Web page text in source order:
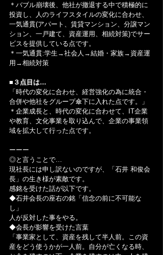
＊バブル崩壊後、他社が撤退する中で積極的に
投資し、人のライフスタイルの変化に合わせ、
一気通貫(アパート、賃貸マンション、分譲マン
ション、一戸建て、資産運用、相続対策)でサー
ビスを提供している点です。
＊一気通貫:学生→社会人→結婚・家族→資産運
用→相続対策
■３点目は…
「時代の変化に合わせ、経営強化の為に統合・
合併や他社をグループ傘下に入れた点です。」
＊企業成長と、時代の変化に合わせて、IT企業
や教育、文化事業を取り込んで、企業の事業領
域を拡大して行った点です。
ーーー
◎と言うことで…
現社長には申し訳ないのですが、「石井 和俊会
長」の生き様が素敵です。
感銘を受けた話が以下です。
◆石井会長の座右の銘「信念の前に不可能な
し」
人が反対した事をやる。
◆会長が影響を受けた言葉
「事業家として、資産を残して半人前。この資
産をどう使うかが一人前。自分が亡くなる時、